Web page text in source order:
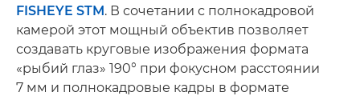
FISHEYE STM. В сочетании с полнокадровой
камерой этот мощный объектив позволяет
создавать круговые изображения формата
«рыбий глаз» 190° при фокусном расстоянии
7 мм и полнокадровые кадры в формате